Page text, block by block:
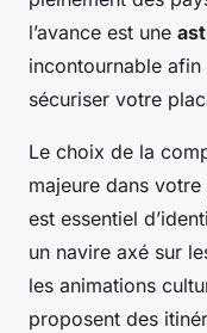
l’avance est une
incontournable afin
sécuriser votre
Le choix de la
majeure dans votre
est essentiel
un navire axé sur
les animations
proposent des